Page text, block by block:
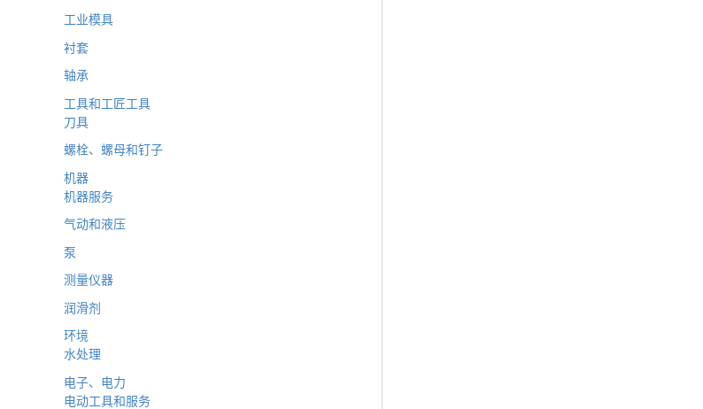
工业模具
衬套
轴承
工具和工匠工具
刀具
螺栓、螺母和钉子
机器
机器服务
气动和液压
泵
测量仪器
润滑剂
环境
水处理
电子、电力
电动工具和服务